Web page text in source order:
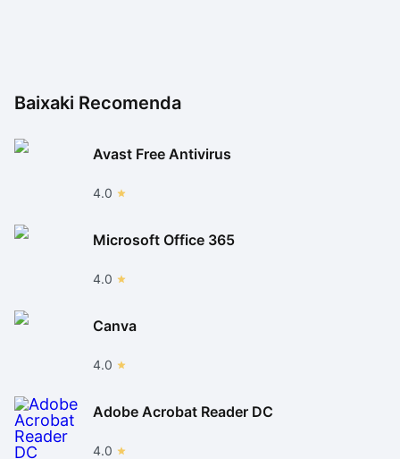
Baixaki Recomenda
Avast Free Antivirus
4.0
Microsoft Office 365
4.0
Canva
4.0
Adobe Acrobat Reader DC
4.0